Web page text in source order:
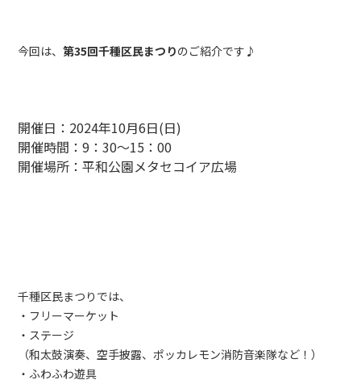
今回は、第35回千種区民まつりのご紹介です♪
開催日：2024年10月6日(日)
開催時間：9：30～15：00
開催場所：平和公園メタセコイア広場
千種区民まつりでは、
・フリーマーケット
・ステージ
（和太鼓演奏、空手披露、ポッカレモン消防音楽隊など！）
・ふわふわ遊具